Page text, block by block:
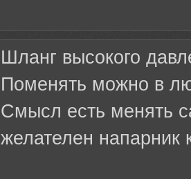
Шланг высокого
Поменять можно в
Смысл есть менять
желателен напарник